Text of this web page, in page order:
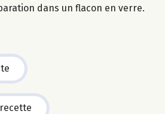
dans un flacon en verre.